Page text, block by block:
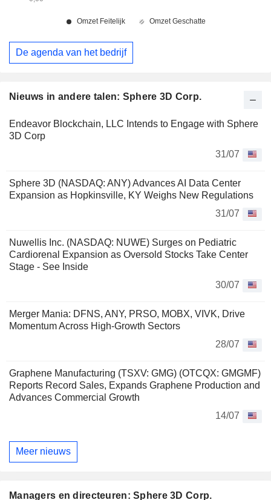
Nieuws in andere talen: Sphere 3D Corp.
Endeavor Blockchain, LLC Intends to Engage with Sphere
3D Corp
31/07
Sphere 3D (NASDAQ: ANY) Advances AI Data Center
Expansion as Hopkinsville, KY Weighs New Regulations
31/07
Nuwellis Inc. (NASDAQ: NUWE) Surges on Pediatric
Cardiorenal Expansion as Oversold Stocks Take Center
Stage - See Inside
30/07
Merger Mania: DFNS, ANY, PRSO, MOBX, VIVK, Drive
Momentum Across High-Growth Sectors
28/07
Graphene Manufacturing (TSXV: GMG) (OTCQX: GMGMF)
Reports Record Sales, Expands Graphene Production and
Advances Commercial Growth
14/07
Meer nieuws
Managers en directeuren: Sphere 3D Corp.
De agenda van het bedrijf